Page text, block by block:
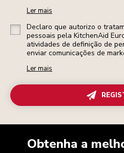
Ler mais
Declaro que autorizo o
pessoais pela KitchenAid
atividades de definição de
enviar comunicações de
Ler mais
Obtenha a